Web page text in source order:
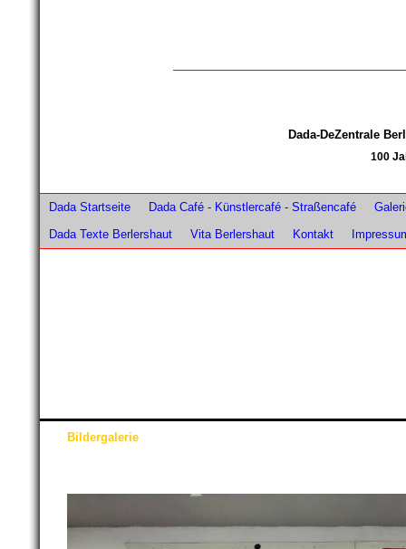
Dada-DeZentrale
100
Dada Startseite Dada Café - Künstlercafé - Straßencafé
Dada Texte Berlershaut
Vita Berlershaut Kontakt
Bildergalerie